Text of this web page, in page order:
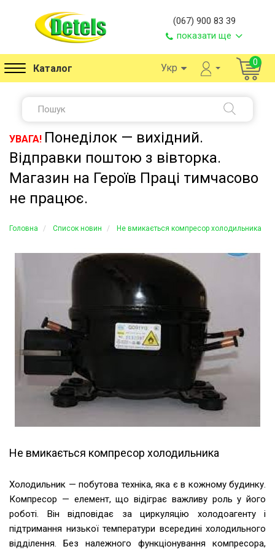
(067) 900 83 39
показати ще
Каталог Укр 0
УВАГА! Понеділок — вихідний.
Відправки поштою з вівторка.
Магазин на Героїв Праці тимчасово
не працює.
Головна Список новин Не вмикається компресор холодильника
Не вмикається компресор холодильника
Холодильник — побутова техніка, яка є в кожному будинку.
Компресор — елемент, що відіграє важливу роль у його
роботі. Він відповідає за циркуляцію холодоагенту і
підтримання низької температури всередині холодильного
відділення. Без належного функціонування компресора,